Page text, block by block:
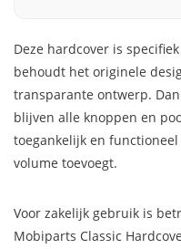
Deze hardcover is
behoudt het originele
transparante ontwerp.
blijven alle knoppen en
toegankelijk en
volume toevoegt.
Voor zakelijk gebruik is
Mobiparts Classic